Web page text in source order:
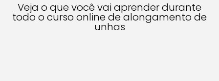
Veja o que você vai aprender durante
todo o curso online de alongamento de
unhas